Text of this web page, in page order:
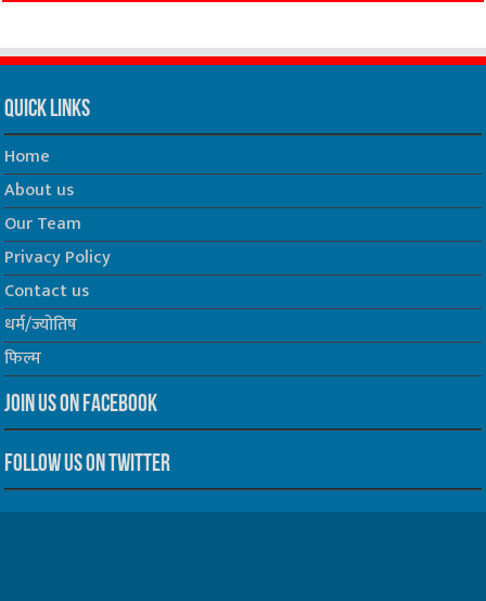
Quick Links
Home
About us
Our Team
Privacy Policy
Contact us
धर्म/ज्योतिष
फिल्म
Join us on Facebook
Follow us on Twitter